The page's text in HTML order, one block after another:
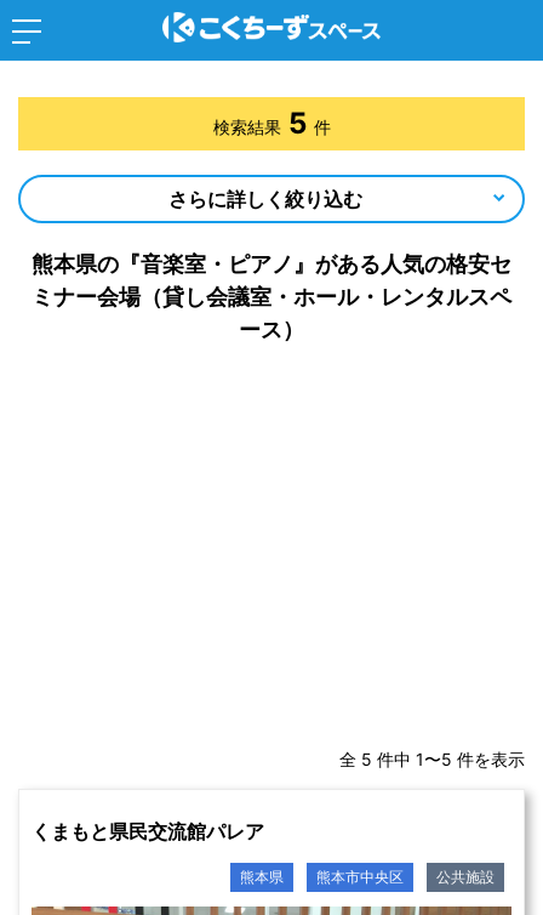
熊本県の『音楽室・ピアノ』がある人気の格安セ
ミナー会場（貸し会議室・ホール・レンタルスペ
ース）
全 5 件中 1〜5 件を表示
くまもと県民交流館パレア
熊本県 熊本市中央区 公共施設
検索結果 5 件
さらに詳しく絞り込む